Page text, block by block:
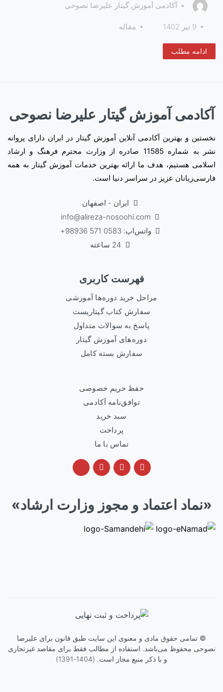
آکادمی آموزش گیتار علیرضا نصوحی
9 تیر 1402 مقاله
ادامه مطلب
آکادمی آموزش گیتار علیرضا نصوحی
نخستین و بهترین آکادمی آنلاین آموزش گیتار در ایران دارای پروانه
نشر به شماره 11585 صادره از وزارت محترم فرهنگ و ارشاد
اسلامی هستیم، هدف ما ارائه بهترین خدمات آموزش گیتار به همه
فارسی‌زبانان عزیز در سراسر دنیا است.
ایران - اصفهان
info@alireza-nosoohi.com
واتس‌اپ: 0583 571 98936+
24 ساعته
فهرست کاربری
مراحل خرید دوره‌ها آموزشی
سفارش کتاب گیتاریست
پاسخ به سوالات متداول
دوره‌های آموزش گیتار
سفارش بسته کامل
حفظ حریم خصوصی
توافق‌نامه آکادمی
سبد خرید
پرداخت
تماس با ما
«نماد اعتماد و مجوز وزارت ارشاد»
© تمامی حقوق مادی و معنوی این سایت طبق قانون برای علیرضا
نصوحی محفوظ می‌باشد. استفاده از مطالب فقط برای مقاصد غیرتجاری
و با ذکر منبع مجاز است. (1404-1391)